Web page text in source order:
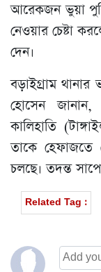
আরেকজন ভুয়া
নেওয়ার চেষ্টা
দেন।
বড়াইগ্রাম থানার
হোসেন
কালিহাতি
তাকে হেফাজতে
চলছে। তদন্ত
Related Tag :